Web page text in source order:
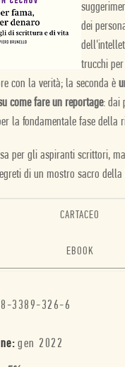
dei
trucchi
con la verità; la seconda è
come fare un reportage: dai
la fondamentale fase della
per gli aspiranti scrittori,
di un mostro sacro
CARTACEO
EBOOK
3389-326-6
gen 2022